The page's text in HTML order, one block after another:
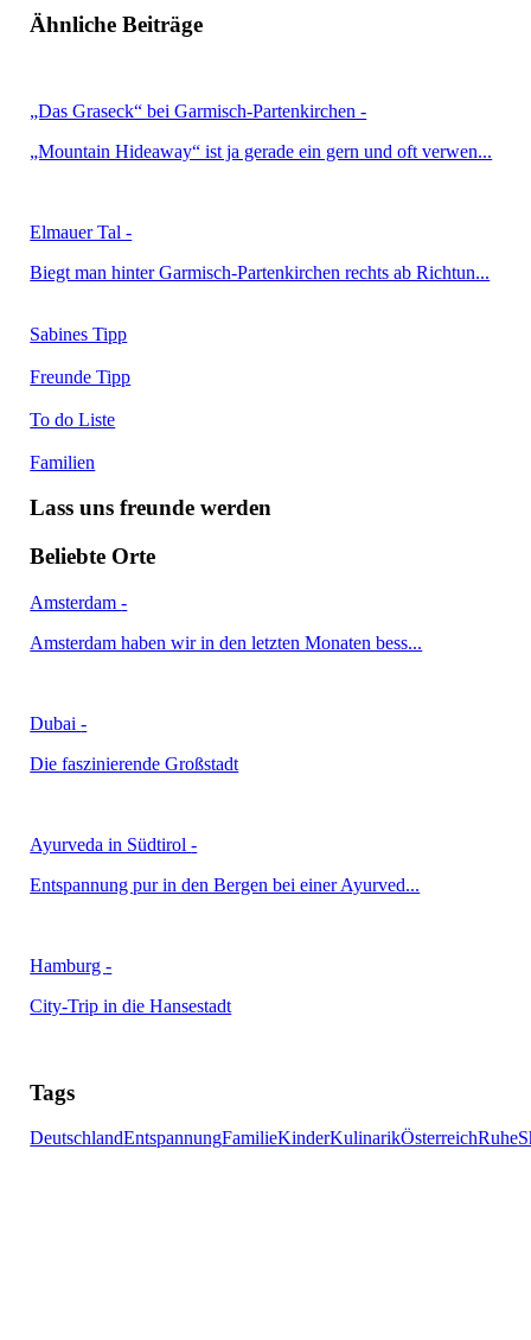
Ähnliche Beiträge
„Das Graseck“ bei Garmisch-Partenkirchen -
„Mountain Hideaway“ ist ja gerade ein gern und oft verwen...
Elmauer Tal -
Biegt man hinter Garmisch-Partenkirchen rechts ab Richtun...
Sabines Tipp
Freunde Tipp
To do Liste
Familien
Lass uns freunde werden
Beliebte Orte
Amsterdam-
Amsterdam haben wir in den letzten Monaten bess...
Dubai-
Die faszinierende Großstadt
Ayurveda in Südtirol-
Entspannung pur in den Bergen bei einer Ayurved...
Hamburg-
City-Trip in die Hansestadt
Tags
DeutschlandEntspannungFamilieKinderKulinarikÖsterreichRuhe